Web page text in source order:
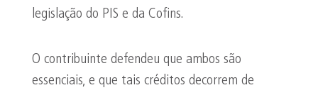
legislação do PIS e da Cofins.
O contribuinte defendeu que ambos são
essenciais, e que tais créditos decorrem de